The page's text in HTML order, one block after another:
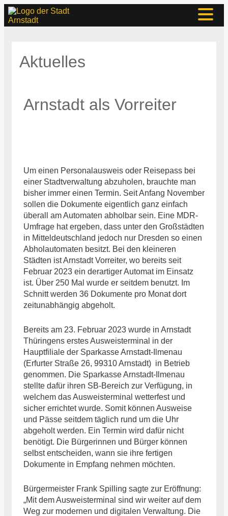
Aktuelles
Arnstadt als Vorreiter
Um einen Personalausweis oder Reisepass bei
einer Stadtverwaltung abzuholen, brauchte man
bisher immer einen Termin. Seit Anfang November
sollen die Dokumente eigentlich ganz einfach
überall am Automaten abholbar sein. Eine MDR-
Umfrage hat ergeben, dass unter den Großstädten
in Mitteldeutschland jedoch nur Dresden so einen
Abholautomaten besitzt. Bei den kleineren
Städten ist Arnstadt Vorreiter, wo bereits seit
Februar 2023 ein derartiger Automat im Einsatz
ist. Über 250 Mal wurde er seitdem benutzt. Im
Schnitt werden 36 Dokumente pro Monat dort
zeitunabhängig abgeholt.
Bereits am 23. Februar 2023 wurde in Arnstadt
Thüringens erstes Ausweisterminal in der
Hauptfiliale der Sparkasse Arnstadt-Ilmenau
(Erfurter Straße 26, 99310 Arnstadt) in Betrieb
genommen. Die Sparkasse Arnstadt-Ilmenau
stellte dafür ihren SB-Bereich zur Verfügung, in
welchem das Ausweisterminal wetterfest und
sicher errichtet wurde. Somit können Ausweise
und Pässe seitdem täglich rund um die Uhr
abgeholt werden. Ein Termin wird dafür nicht
benötigt. Die Bürgerinnen und Bürger können
selbst entscheiden, wann sie ihre fertigen
Dokumente in Empfang nehmen möchten.
Bürgermeister Frank Spilling sagte zur Eröffnung:
„Mit dem Ausweisterminal sind wir weiter auf dem
Weg zur modernen und digitalen Verwaltung. Die